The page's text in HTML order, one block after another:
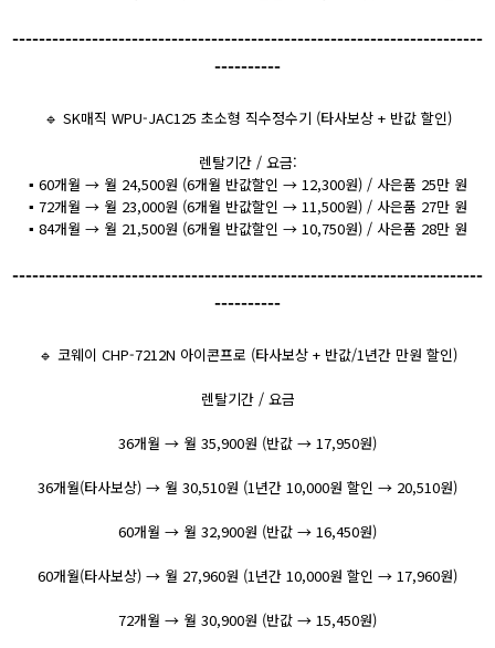
-----------------------------------------------------------------------
----------
🔹 SK매직 WPU-JAC125 초소형 직수정수기 (타사보상 + 반값 할인)
렌탈기간 / 요금:
▪️ 60개월 → 월 24,500원 (6개월 반값할인 → 12,300원) / 사은품 25만 원
▪️ 72개월 → 월 23,000원 (6개월 반값할인 → 11,500원) / 사은품 27만 원
▪️ 84개월 → 월 21,500원 (6개월 반값할인 → 10,750원) / 사은품 28만 원
-----------------------------------------------------------------------
----------
🔹 코웨이 CHP-7212N 아이콘프로 (타사보상 + 반값/1년간 만원 할인)
렌탈기간 / 요금
36개월 → 월 35,900원 (반값 → 17,950원)
36개월(타사보상) → 월 30,510원 (1년간 10,000원 할인 → 20,510원)
60개월 → 월 32,900원 (반값 → 16,450원)
60개월(타사보상) → 월 27,960원 (1년간 10,000원 할인 → 17,960원)
72개월 → 월 30,900원 (반값 → 15,450원)